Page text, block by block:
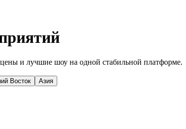
и лучшие шоу на одной стабильной платформе.
Восток Азия